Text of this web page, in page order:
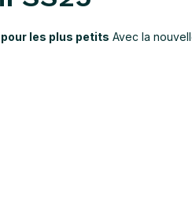
les plus petits Avec la